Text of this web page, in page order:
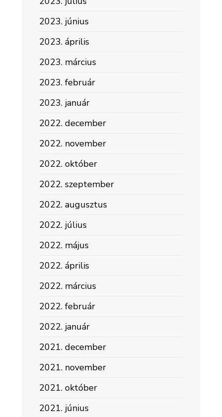
2023. június
2023. április
2023. március
2023. február
2023. január
2022. december
2022. november
2022. október
2022. szeptember
2022. augusztus
2022. július
2022. május
2022. április
2022. március
2022. február
2022. január
2021. december
2021. november
2021. október
2021. június